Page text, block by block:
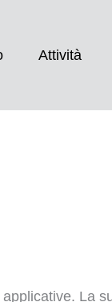
Attività
La